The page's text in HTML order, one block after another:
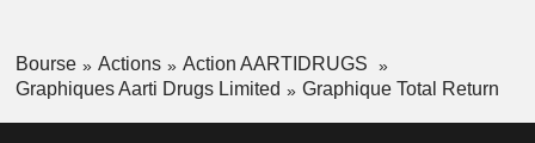
Bourse Actions
Action AARTIDRUGS
Graphiques Aarti Drugs Limited
Graphique Total Return